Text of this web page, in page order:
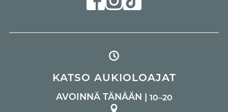
KATSO AUKIOLOAJAT
AVOINNÄ TÄNÄÄN | 10–20